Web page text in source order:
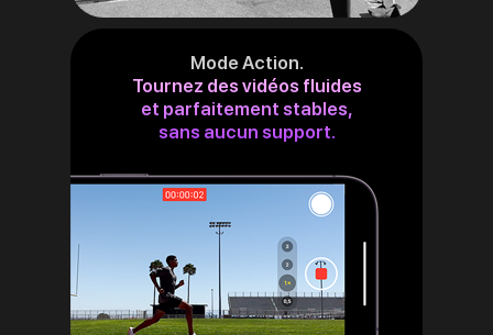
Mode Action.
Tournez des vidéos fluides
et parfaitement stables,
sans aucun support.